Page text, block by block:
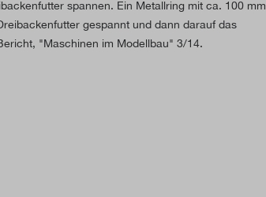
spannen. Ein Metallring mit ca. 100 mm
gespannt und dann darauf das
"Maschinen im Modellbau" 3/14.